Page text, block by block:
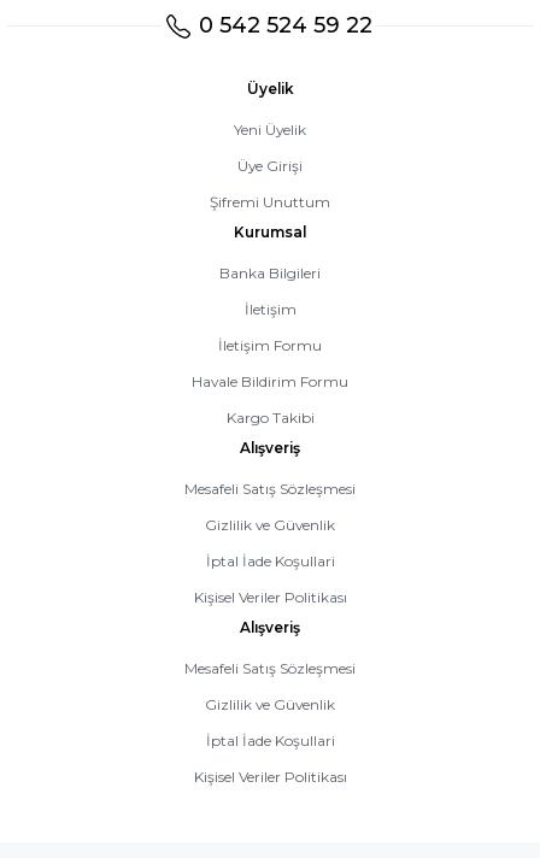
0 542 524 59 22
Üyelik
Yeni Üyelik
Üye Girişi
Şifremi Unuttum
Kurumsal
Banka Bilgileri
İletişim
İletişim Formu
Havale Bildirim Formu
Kargo Takibi
Alışveriş
Mesafeli Satış Sözleşmesi
Gizlilik ve Güvenlik
İptal İade Koşullari
Kişisel Veriler Politikası
Alışveriş
Mesafeli Satış Sözleşmesi
Gizlilik ve Güvenlik
İptal İade Koşullari
Kişisel Veriler Politikası